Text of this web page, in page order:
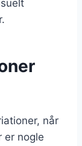
når
er nogle